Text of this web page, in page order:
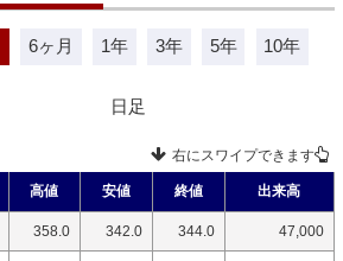
6ヶ月 1年 3年 5年 10年
日足
右にスワイプできます
高値 安値 終値 出来高
358.0 342.0 344.0 47,000